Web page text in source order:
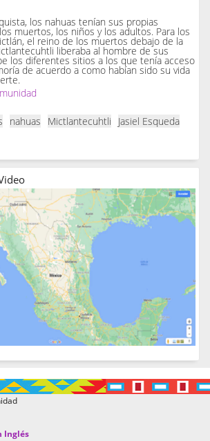
los nahuas tenían sus propias
muertos, los niños y los adultos. Para los
el reino de los muertos debajo de la
liberaba al hombre de sus
los diferentes sitios a los que tenía acceso
de acuerdo a como habían sido su vida
nahuas Mictlantecuhtli
Jasiel Esqueda
Inglés